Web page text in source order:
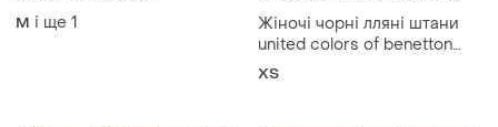
M і ще 1
Жіночі чорні лляні штани
united colors of benetton
(100% льон, xs) ​
ХS